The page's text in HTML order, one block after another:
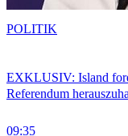
EXKLUSIV: Island
Referendum
09:35
POLITIK